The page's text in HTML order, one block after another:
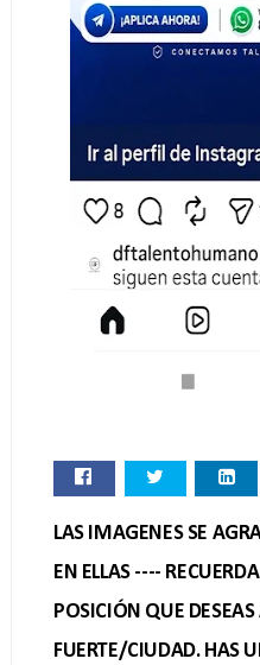
LAS IMAGENES SE
EN ELLAS ----
POSICIÓN QUE
FUERTE/CIUDAD. HAS